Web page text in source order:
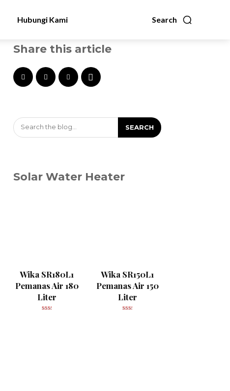
Search
Hubungi Kami
Share this article
Search the blog... SEARCH
Solar Water Heater
Wika SR180L1
Pemanas Air 180
Liter
Wika SR150L1
Pemanas Air 150
Liter